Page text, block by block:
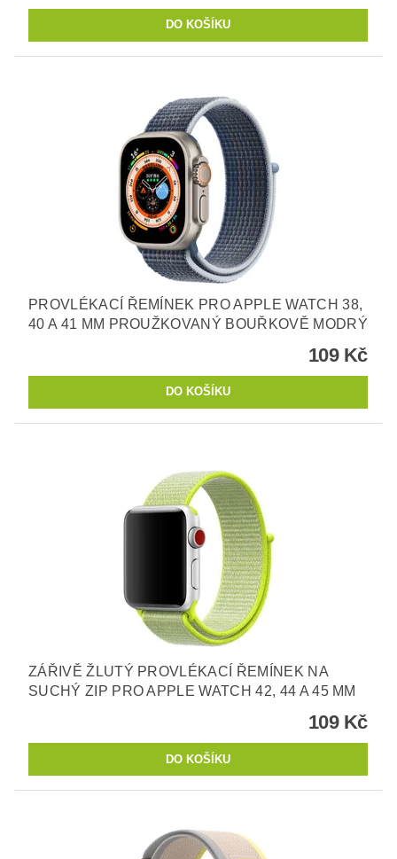
PROVLÉKACÍ ŘEMÍNEK PRO APPLE WATCH 38,
40 A 41 MM PROUŽKOVANÝ BOUŘKOVĚ MODRÝ
109 Kč
ZÁŘIVĚ ŽLUTÝ PROVLÉKACÍ ŘEMÍNEK NA
SUCHÝ ZIP PRO APPLE WATCH 42, 44 A 45 MM
109 Kč